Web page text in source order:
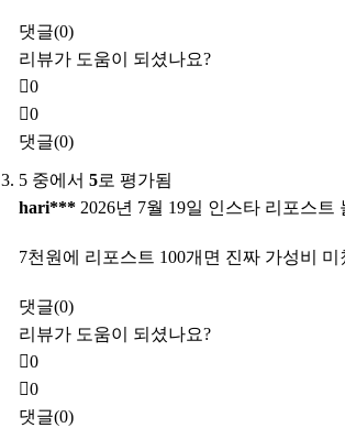
댓글(0)
리뷰가 도움이 되셨나요?
0
0
댓글(0)
5 중에서 5로 평가됨
hari*** 2026년 7월 19일 인스타 리포스트
7천원에 리포스트 100개면 진짜 가성비 미
댓글(0)
리뷰가 도움이 되셨나요?
0
0
댓글(0)